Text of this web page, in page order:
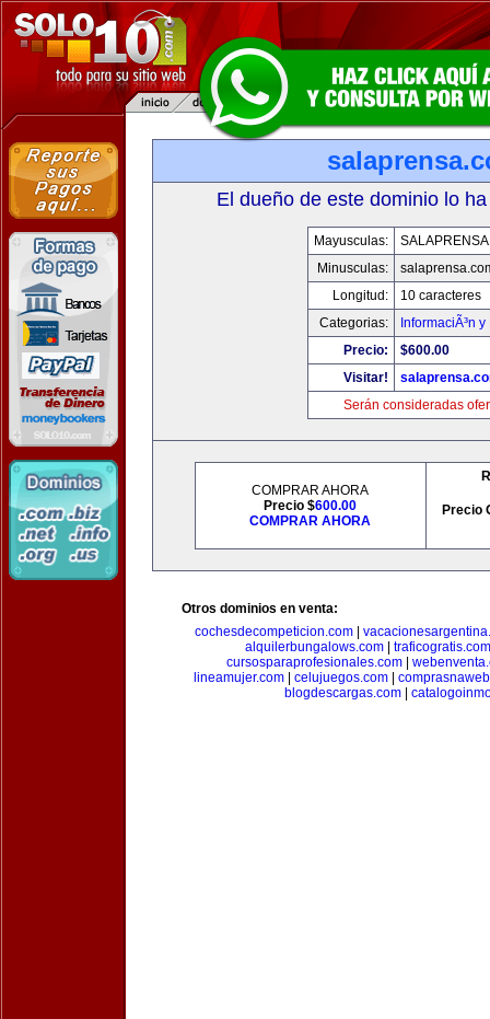
El dueño de este dominio lo
Mayusculas:
Minusculas:
Longitud:
10 caracteres
Categorias:
InformaciÃ³n
Precio:
$600.00
Visitar!
Serán consideradas
COMPRAR AHORA
Precio $600.00
COMPRAR AHORA
Precio
Otros dominios en venta:
cochesdecompeticion.com
alquilerbungalows.com| traficogratis.com
cursosparaprofesionales.com|
lineamujer.com| celujuegos.com|
blogdescargas.com|